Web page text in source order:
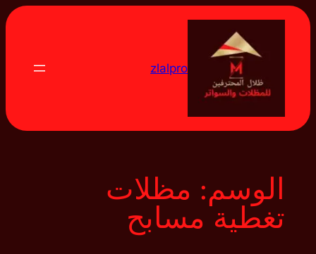
تخطى
zlalpro
الوسم: مظلات
تغطية مسابح